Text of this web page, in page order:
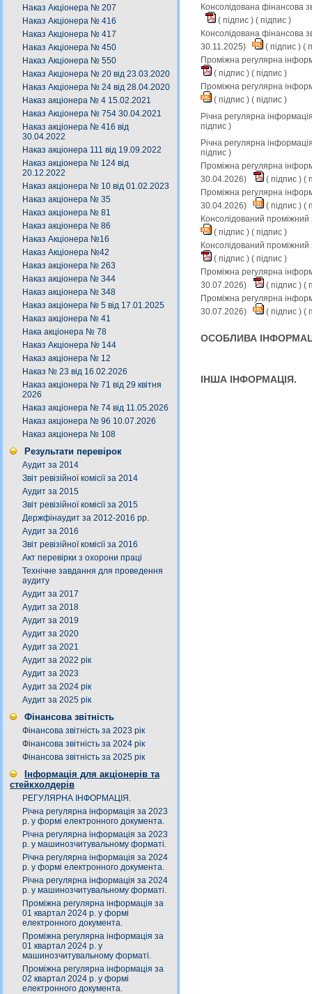
Наказ Акціонера № 207
Наказ Акціонера № 416
Наказ Акціонера № 417
Наказ Акціонера № 450
Наказ Акціонера № 550
Наказ Акціонера № 20 від 23.03.2020
Наказ Акціонера № 24 від 28.04.2020
Наказ акціонера № 4 15.02.2021
Наказ Акціонера № 754 30.04.2021
Наказ акціонера № 416 від
30.04.2022
Наказ акціонера 111 від 19.09.2022
Наказ акціонера № 124 від
20.12.2022
Наказ акціонера № 10 від 01.02.2023
Наказ акціонера № 35
Наказ акціонера № 81
Наказ акціонера № 86
Наказ Акціонера №16
Наказ Акціонера №42
Наказ акціонера № 263
Наказ акціонера № 344
Наказ акціонера № 348
Наказ акціонера № 5 від 17.01.2025
Наказ акціонера № 41
Нака акціонера № 78
Наказ Акціонера № 144
Наказ акціонера № 12
Наказ № 23 від 16.02.2026
Наказ акціонера № 71 від 29 квітня
2026
Наказ акціонера № 74 від 11.05.2026
Наказ акціонера № 96 10.07.2026
Наказ акціонера № 108
Результати перевірок
Аудит за 2014
Звіт ревізійної комісії за 2014
Аудит за 2015
Звіт ревізійної комісії за 2015
Держфінаудит за 2012-2016 рр.
Аудит за 2016
Звіт ревізійної комісії за 2016
Акт перевірки з охорони праці
Технічне завдання для проведення
аудиту
Аудит за 2017
Аудит за 2018
Аудит за 2019
Аудит за 2020
Аудит за 2021
Аудит за 2022 рік
Аудит за 2023
Аудит за 2024 рік
Аудит за 2025 рік
Фінансова звітність
Фінансова звітність за 2023 рік
Фінансова звітність за 2024 рік
Фінансова звітність за 2025 рік
Інформація для акціонерів та
стейкхолдерів
РЕГУЛЯРНА ІНФОРМАЦІЯ.
Річна регулярна інформація за 2023
р. у формі електронного документа.
Річна регулярна інформація за 2023
р. у машинозчитувальному форматі.
Річна регулярна інформація за 2024
р. у формі електронного документа.
Річна регулярна інформація за 2024
р. у машинозчитувальному форматі.
Проміжна регулярна інформація за
01 квартал 2024 р. у формі
електронного документа.
Проміжна регулярна інформація за
01 квартал 2024 р. у
машинозчитувальному форматі.
Проміжна регулярна інформація за
02 квартал 2024 р. у формі
електронного документа.
Консолідована фінансова
( підпис ) ( підпис )
Консолідована фінансова
30.11.2025)
( підпис ) (
Проміжна регулярна
( підпис ) ( підпис )
Проміжна регулярна
( підпис ) ( підпис )
Річна регулярна
підпис )
Річна регулярна
підпис )
Проміжна регулярна
30.04.2026)
( підпис ) (
Проміжна регулярна
30.04.2026)
( підпис ) (
Консолідований
( підпис ) ( підпис )
Консолідований
( підпис ) ( підпис )
Проміжна регулярна
30.07.2026)
( підпис ) (
Проміжна регулярна
30.07.2026)
( підпис ) (
ОСОБЛИВА
ІНША ІНФОРМАЦІЯ.